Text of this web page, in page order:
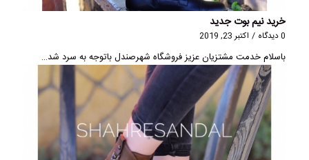
خرید نیم بوت جدید
0 دیدگاه / اکتبر 23, 2019
باسلام خدمت مشتزیان عزیز فروشگاه شهرصندل باتوجه به سرد شد…